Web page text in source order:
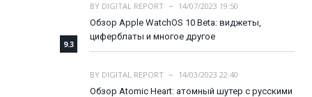
9.3
BY DIGITAL REPORT
14/07/2023 19:50
Обзор Apple WatchOS 10 Beta: виджеты,
циферблаты и многое другое
BY DIGITAL REPORT
14/03/2023 22:40
Обзор Atomic Heart: атомный шутер с русскими